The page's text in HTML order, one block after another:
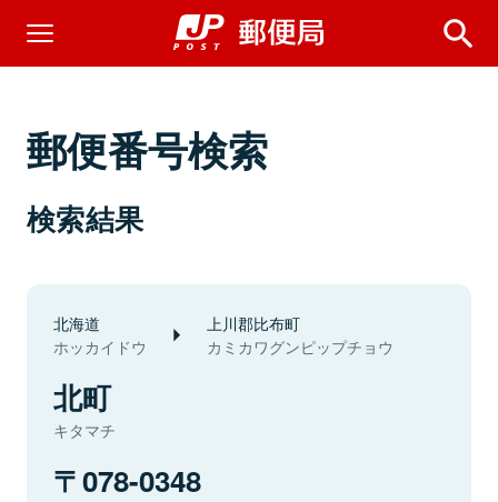
郵便番号検索
検索結果
北海道
ホッカイドウ
上川郡比布町
カミカワグンピップチョウ
北町
キタマチ
078-0348